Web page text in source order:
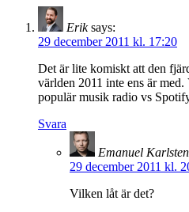
Erik says:
29 december 2011 kl. 17:20
Det är lite komiskt att den
världen 2011 inte ens är
populär musik radio vs
Svara
Emanuel Karlsten
29 december 2011 kl.
Vilken låt är det?